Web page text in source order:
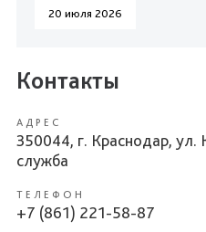
20 июля 2026
Контакты
АДРЕС
350044, г. Краснодар, ул.
служба
ТЕЛЕФОН
+7 (861) 221-58-87